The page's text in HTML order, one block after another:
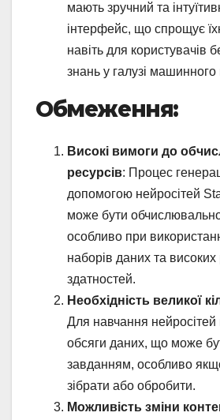
мають зручний та
інтерфейс, що спрощує
навіть для користувачів
знань у галузі
Обмеження:
Високі вимоги до
ресурсів: Процес
допомогою нейросітей
може бути
особливо при
наборів даних та високих
здатностей.
Необхідність великої
Для навчання нейросітей
обсяги даних, що може
завданням, особливо
зібрати або обробити.
Можливість зміни